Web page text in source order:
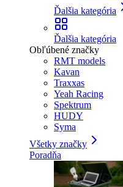
Ďalšia kategória
Ďalšia kategória
Obľúbené značky
RMT models
Kavan
Traxxas
Yeah Racing
Spektrum
HUDY
Syma
Všetky značky
Poradňa